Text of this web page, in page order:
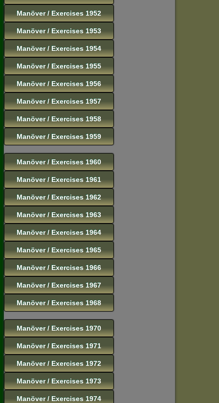
Manöver / Exercises 1952
Manöver / Exercises 1953
Manöver / Exercises 1954
Manöver / Exercises 1955
Manöver / Exercises 1956
Manöver / Exercises 1957
Manöver / Exercises 1958
Manöver / Exercises 1959
Manöver / Exercises 1960
Manöver / Exercises 1961
Manöver / Exercises 1962
Manöver / Exercises 1963
Manöver / Exercises 1964
Manöver / Exercises 1965
Manöver / Exercises 1966
Manöver / Exercises 1967
Manöver / Exercises 1968
Manöver / Exercises 1970
Manöver / Exercises 1971
Manöver / Exercises 1972
Manöver / Exercises 1973
Manöver / Exercises 1974